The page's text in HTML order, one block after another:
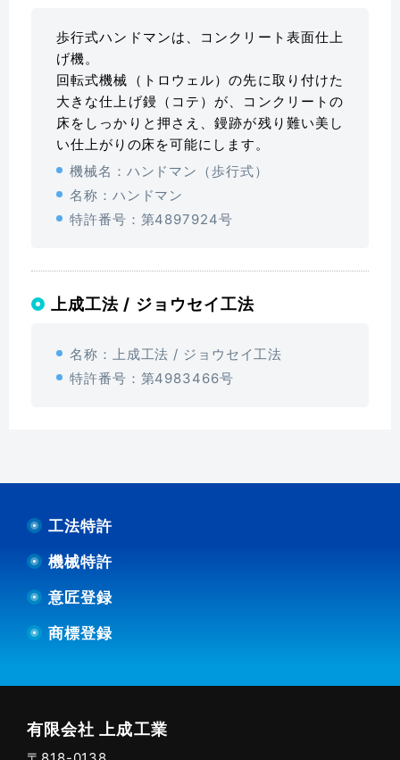
歩行式ハンドマンは、コンクリート表面仕上
げ機。
回転式機械（トロウェル）の先に取り付けた
大きな仕上げ鏝（コテ）が、コンクリートの
床をしっかりと押さえ、鏝跡が残り難い美し
い仕上がりの床を可能にします。
機械名：ハンドマン（歩行式）
名称：ハンドマン
特許番号：第4897924号
上成工法 / ジョウセイ工法
名称：上成工法 / ジョウセイ工法
特許番号：第4983466号
工法特許
機械特許
意匠登録
商標登録
有限会社 上成工業